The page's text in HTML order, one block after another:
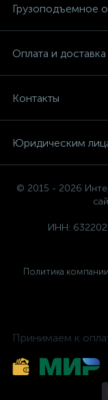
Грузоподъемное
Оплата и доставка
Контакты
Юридическим
© 2015 - 2026
ИНН:
Политика
Принимаем к